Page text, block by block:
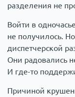
разделения не
Войти в
не получилось.
диспетчерской
Они радовались
И где-то
Причиной